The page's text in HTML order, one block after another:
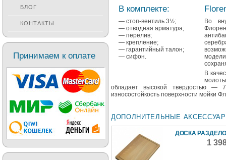
В комплекте:
— стоп-вентиль 3½;
— отводная арматура;
— перелив;
— крепление;
— гарантийный талон;
— сифон.
Во
В
обладает высокой твердостью —
износостойкость поверхности мойки
ДОПОЛНИТЕЛЬНЫЕ
ДОСКА
1
БЛОГ
КОНТАКТЫ
Принимаем к оплате